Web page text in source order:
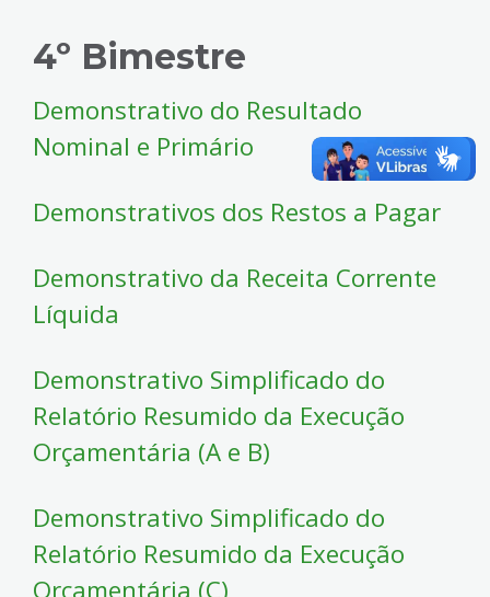
4º Bimestre
Demonstrativo do Resultado
Nominal e Primário
Demonstrativos dos Restos a Pagar
Demonstrativo da Receita Corrente
Líquida
Demonstrativo Simplificado do
Relatório Resumido da Execução
Orçamentária (A e B)
Demonstrativo Simplificado do
Relatório Resumido da Execução
Orçamentária (C)